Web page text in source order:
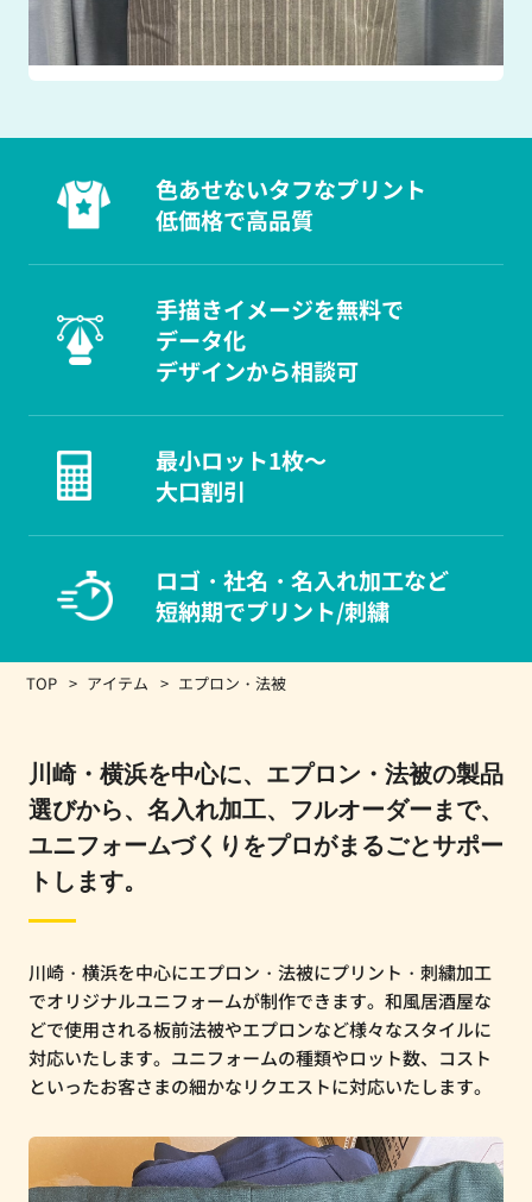
色あせないタフなプリント
低価格で高品質
手描きイメージを無料で
データ化
デザインから相談可
最小ロット1枚～
大口割引
ロゴ・社名・名入れ加工など
短納期でプリント/刺繍
TOP アイテム エプロン・法被
川崎・横浜を中心に、エプロン・法被の製品
選びから、名入れ加工、フルオーダーまで、
ユニフォームづくりをプロがまるごとサポー
トします。
川崎・横浜を中心にエプロン・法被にプリント・刺繍加工
でオリジナルユニフォームが制作できます。和風居酒屋な
どで使用される板前法被やエプロンなど様々なスタイルに
対応いたします。ユニフォームの種類やロット数、コスト
といったお客さまの細かなリクエストに対応いたします。